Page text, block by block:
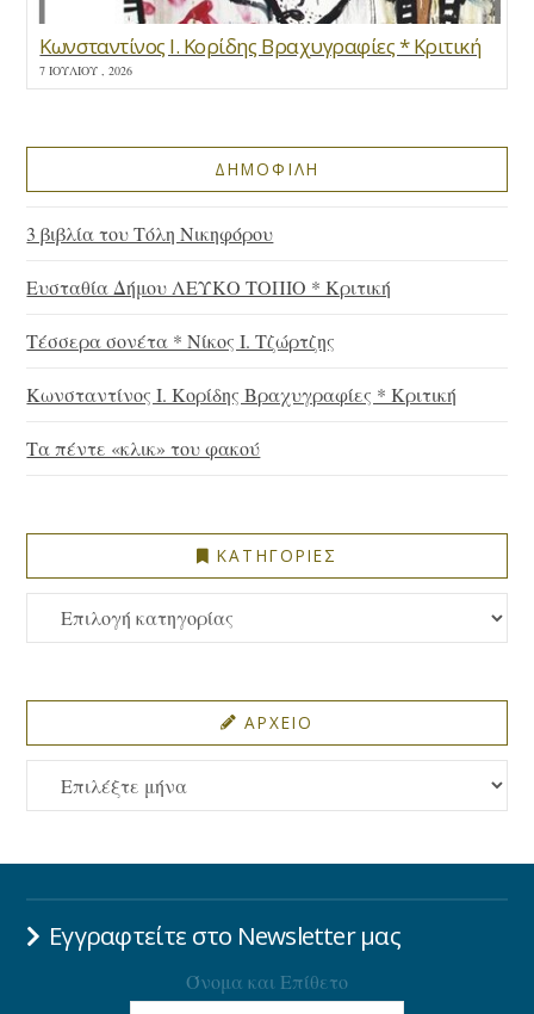
Κωνσταντίνος Ι. Κορίδης Βραχυγραφίες * Κριτική
7 ΙΟΥΛΊΟΥ , 2026
ΔΗΜΟΦΙΛΗ
3 βιβλία του Τόλη Νικηφόρου
Ευσταθία Δήμου ΛΕΥΚΟ ΤΟΠΙΟ * Κριτική
Τέσσερα σονέτα * Νίκος Ι. Τζώρτζης
Κωνσταντίνος Ι. Κορίδης Βραχυγραφίες * Κριτική
Τα πέντε «κλικ» του φακού
ΚΑΤΗΓΟΡΙΕΣ
ΚΑΤΗΓΟΡΙΕΣ
ΑΡΧΕΙΟ
ΑΡΧΕΙΟ
Εγγραφτείτε στο Newsletter μας
Όνομα και Επίθετο